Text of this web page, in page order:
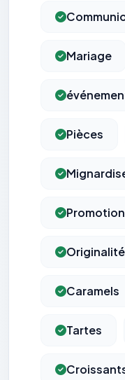
Mariage
Pièces
Originalité
Caramels
Tartes